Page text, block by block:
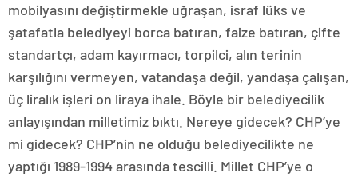
mobilyasını değiştirmekle uğraşan, israf lüks ve
şatafatla belediyeyi borca batıran, faize batıran, çifte
standartçı, adam kayırmacı, torpilci, alın terinin
karşılığını vermeyen, vatandaşa değil, yandaşa çalışan,
üç liralık işleri on liraya ihale. Böyle bir belediyecilik
anlayışından milletimiz bıktı. Nereye gidecek? CHP’ye
mi gidecek? CHP’nin ne olduğu belediyecilikte ne
yaptığı 1989-1994 arasında tescilli. Millet CHP’ye o